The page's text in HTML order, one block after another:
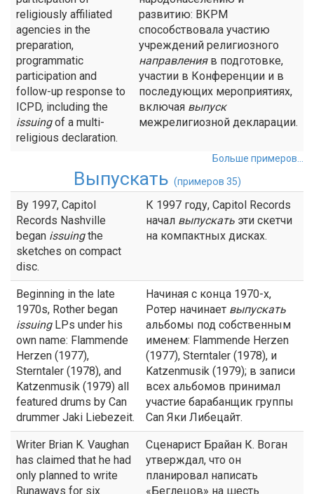
religiously affiliated
agencies in the
preparation,
programmatic
participation and
follow-up response to
ICPD, including the
issuingof a multi-
religious declaration.
развитию: ВКРМ
способствовала участию
учреждений религиозного
направленияв подготовке,
участии в Конференции и в
последующих мероприятиях,
включая выпуск
межрелигиозной декларации.
Больше примеров...
Выпускать (примеров 35)
By 1997, Capitol
Records Nashville
began issuingthe
sketches on compact
disc.
К 1997 году, Capitol Records
начал выпускать эти скетчи
на компактных дисках.
Beginning in the late
1970s, Rother began
issuingLPs under his
own name: Flammende
Herzen (1977),
Sterntaler (1978), and
Katzenmusik (1979) all
featured drums by Can
drummer Jaki Liebezeit.
Начиная с конца 1970-х,
Ротер начинает выпускать
альбомы под собственным
именем: Flammende Herzen
(1977), Sterntaler (1978), и
Katzenmusik (1979); в записи
всех альбомов принимал
участие барабанщик группы
Can Яки Либецайт.
Writer Brian K. Vaughan
has claimed that he had
only planned to write
Runaways for six
Сценарист Брайан К. Воган
утверждал, что он
планировал написать
«Беглецов» на шесть